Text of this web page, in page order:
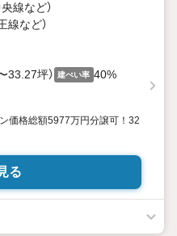
央線など）
線など）
33.27坪） 建ぺい率 40%
ン価格総額5977万円分譲可！32
る